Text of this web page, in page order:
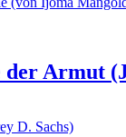
Armut
D. Sachs)